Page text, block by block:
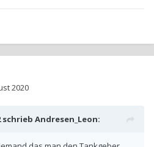
2020
schrieb Andresen_Leon: